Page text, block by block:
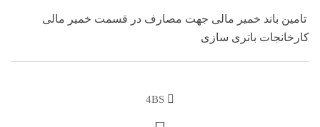
تامین باند خمیر مالی جهت مصارف در قسمت خمیر مالی
کارخانجات باتری سازی
4BS